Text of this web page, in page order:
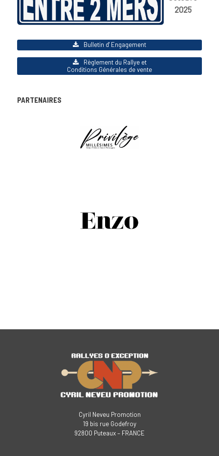
2025
Bulletin d' Engagement
Règlement du Rallye et
Conditions Générales de vente
PARTENAIRES
Cyril Neveu Promotion
19 bis rue Godefroy
92800 Puteaux – FRANCE